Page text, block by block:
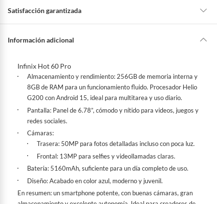
d
Satisfacción garantizada
hacer una devolución.
otras con restricciones y algunas que no se pueden devolver ni cambiar.
Productos vendidos porFalabella, Tottus y otros vendedores tienen:
48 horas: cemento, mezclas de hormigón, morteros, yeso y otros
productos para asfalto, hormigón, albañilería.
7 días: colchones y productos de combustión.
48 horas: cemento, mezclas de hormigón, morteros, yeso y otros
tecnología, línea blanca, colchones, muebles, bicicletas y
máquinas.
Información adicional
Infinix Hot 60 Pro
Almacenamiento y rendimiento: 256GB de memoria interna y
8GB de RAM para un funcionamiento fluido. Procesador Helio
G200conAndroid 15, ideal para multitarea y uso diario.
Pantalla: Panel de6.78”, cómodo y nítido para videos, juegos y
redes sociales.
Cámaras:
Trasera: 50MP para fotos detalladas incluso con poca luz.
Frontal: 13MP para selfies y videollamadas claras.
Batería: 5160mAh, suficiente para un día completo de uso.
Diseño:Acabado en colorazul, moderno y juvenil.
En resumen:un smartphone potente, con buenas cámaras, gran